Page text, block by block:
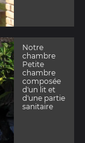
Notre
chambre
Petite
chambre
composée
d'un lit et
d'une partie
sanitaire